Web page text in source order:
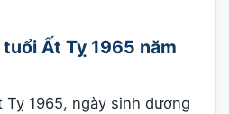
Ất Tỵ 1965 năm
Tỵ 1965, ngày sinh dương